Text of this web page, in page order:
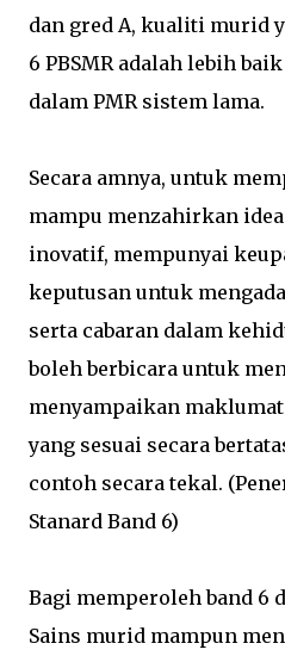
dan gred A, kualiti murid
6 PBSMR adalah lebih
dalam PMR sistem lama.
Secara amnya, untuk
mampu menzahirkan
inovatif, mempunyai
keputusan untuk
serta cabaran dalam
boleh berbicara untuk
menyampaikan
yang sesuai secara
contoh secara tekal.
Stanard Band 6)
Bagi memperoleh band 6
Sains murid mampun